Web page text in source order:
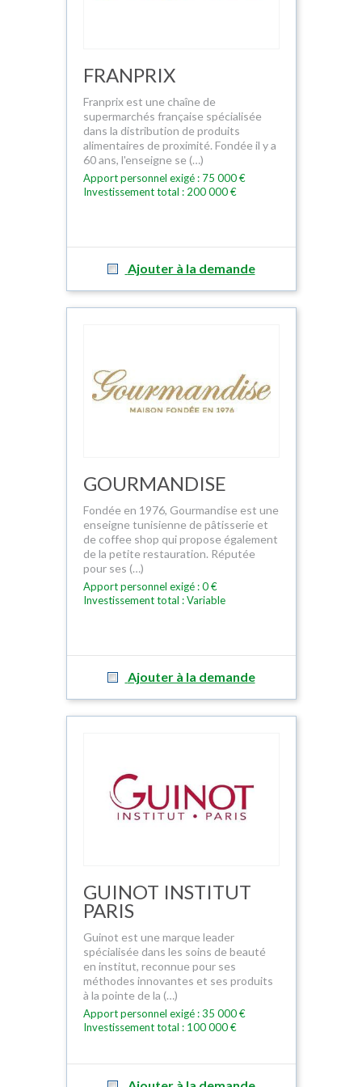
FRANPRIX
Franprix est une chaîne de
supermarchés française spécialisée
dans la distribution de produits
alimentaires de proximité. Fondée il y a
60 ans, l'enseigne se (…)
Apport personnel exigé : 75 000 €
Investissement total : 200 000 €
Ajouter à la demande
GOURMANDISE
Fondée en 1976, Gourmandise est une
enseigne tunisienne de pâtisserie et
de coffee shop qui propose également
de la petite restauration. Réputée
pour ses (…)
Apport personnel exigé : 0 €
Investissement total : Variable
Ajouter à la demande
GUINOT INSTITUT
PARIS
Guinot est une marque leader
spécialisée dans les soins de beauté
en institut, reconnue pour ses
méthodes innovantes et ses produits
à la pointe de la (…)
Apport personnel exigé : 35 000 €
Investissement total : 100 000 €